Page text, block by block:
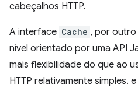
cabeçalhos HTTP.
A interface Cache , por outro
nível orientado por uma API
mais flexibilidade do que ao
HTTP relativamente simples.